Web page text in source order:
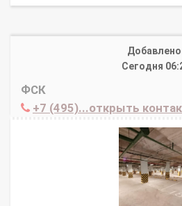
Сегодня
ФСК
+7 (495)...открыть